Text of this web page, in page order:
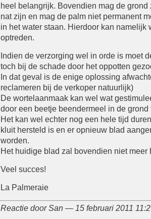
heel belangrijk. Bovendien mag de grond
nat zijn en mag de palm niet permanent
in het water staan. Hierdoor kan namelijk
optreden.
Indien de verzorging wel in orde is moet
toch bij de schade door het oppotten
In dat geval is de enige oplossing
reclameren bij de verkoper natuurlijk)
De wortelaanmaak kan wel wat
door een beetje beendermeel in de grond
Het kan wel echter nog een hele tijd
kluit hersteld is en er opnieuw blad
worden.
Het huidige blad zal bovendien niet meer
Veel succes!
La Palmeraie
Reactie door San — 15 februari 2011